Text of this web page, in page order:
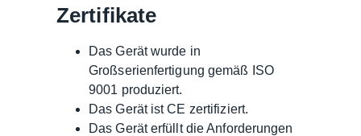
Zertifikate
Das Gerät wurde in
Großserienfertigung gemäß ISO
9001 produziert.
Das Gerät ist CE zertifiziert.
Das Gerät erfüllt die Anforderungen